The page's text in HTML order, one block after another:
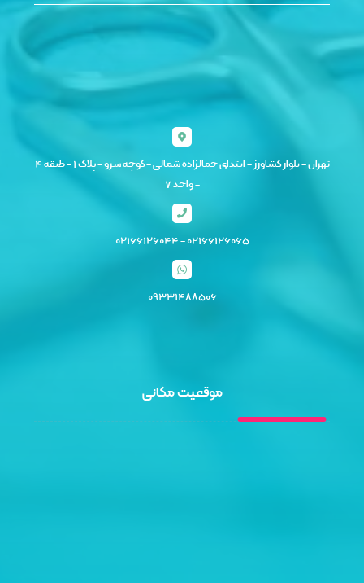
تهران - بلوار کشاورز - ابتدای جمالزاده شمالی - کوچه سرو - پلاک ۱ - طبقه ۴
- واحد ۷
۰۲۱۶۶۱۲۶۰۶۵ - ۰۲۱۶۶۱۲۶۰۴۴
۰۹۳۳۱۴۸۸۵۰۶
موقعیت مکانی